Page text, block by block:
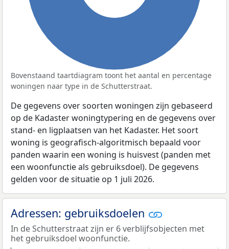
Bovenstaand taartdiagram toont het aantal en percentage
woningen naar type in de Schutterstraat.
De gegevens over soorten woningen zijn gebaseerd
op de Kadaster woningtypering en de gegevens over
stand- en ligplaatsen van het Kadaster. Het soort
woning is geografisch-algoritmisch bepaald voor
panden waarin een woning is huisvest (panden met
een woonfunctie als gebruiksdoel). De gegevens
gelden voor de situatie op 1 juli 2026.
Adressen: gebruiksdoelen
In de Schutterstraat zijn er 6 verblijfsobjecten met
het gebruiksdoel woonfunctie.